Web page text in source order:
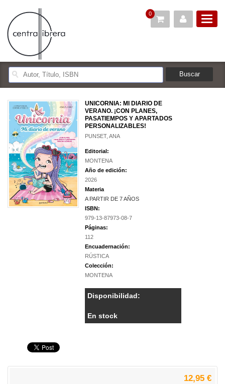
0
UNICORNIA: MI DIARIO DE
VERANO. ¡CON PLANES,
PASATIEMPOS Y APARTADOS
PERSONALIZABLES!
PUNSET, ANA
Editorial:
MONTENA
Año de edición:
2026
Materia
A PARTIR DE 7 AÑOS
ISBN:
979-13-87973-08-7
Páginas:
112
Encuadernación:
RÚSTICA
Colección:
MONTENA
Disponibilidad:
En stock
12,95 €